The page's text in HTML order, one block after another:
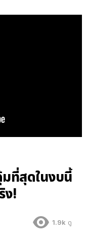
มที่สุดในงบนี้
ง!
1.9k ดู